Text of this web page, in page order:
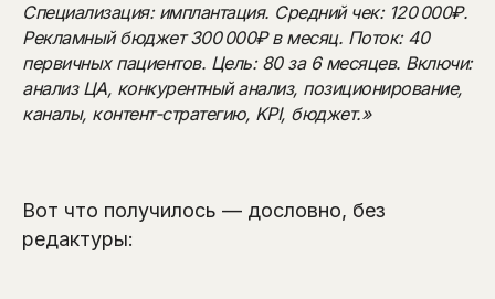
Специализация: имплантация. Средний чек: 120 000₽.
Рекламный бюджет 300 000₽ в месяц. Поток: 40
первичных пациентов. Цель: 80 за 6 месяцев. Включи:
анализ ЦА, конкурентный анализ, позиционирование,
каналы, контент-стратегию, KPI, бюджет.»
Вот что получилось — дословно, без
редактуры: